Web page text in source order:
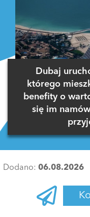
Dubaj
którego
benefity o
się im
Dodano: 06.08.2026